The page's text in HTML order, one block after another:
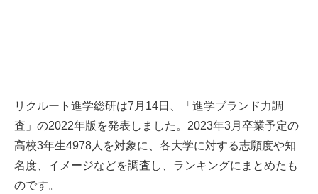
リクルート進学総研は7月14日、「進学ブランド力調
査」の2022年版を発表しました。2023年3月卒業予定の
高校3年生4978人を対象に、各大学に対する志願度や知
名度、イメージなどを調査し、ランキングにまとめたも
のです。